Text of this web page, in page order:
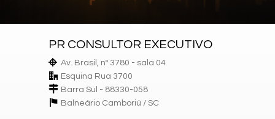
Empreendimento:
Salão de festa
PR CONSULTOR EXECUTIVO
Av. Brasil, nº 3780 - sala 04
Esquina Rua 3700
Barra Sul - 88330-058
Balneário Camboriú / SC